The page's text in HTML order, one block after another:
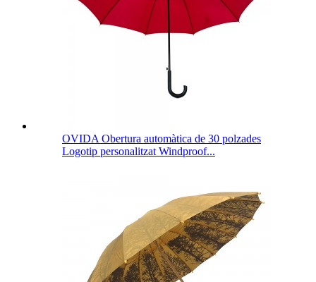
OVIDA Obertura automàtica de 30 polzades
Logotip personalitzat Windproof...